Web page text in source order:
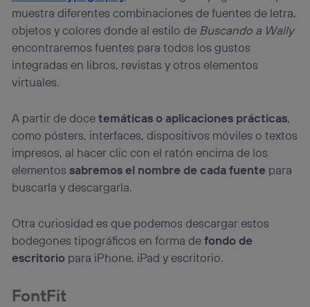
muestra diferentes combinaciones de fuentes de letra,
objetos y colores donde al estilo de Buscando a Wally
encontraremos fuentes para todos los gustos
integradas en libros, revistas y otros elementos
virtuales.
A partir de docetemáticas o aplicaciones prácticas,
como pósters, interfaces, dispositivos móviles o textos
impresos, al hacer clic con el ratón encima de los
elementossabremos el nombre de cada fuente para
buscarla y descargarla.
Otra curiosidad es que podemos descargar estos
bodegones tipográficos en forma defondo de
escritorio para iPhone, iPad y escritorio.
FontFit